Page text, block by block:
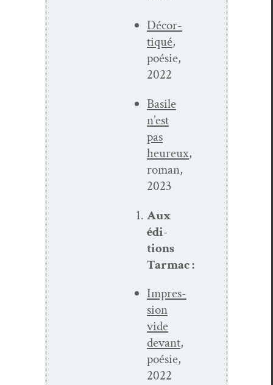
Décor­
tiqué,
poésie,
2022
Basile
n’est
pas
heureux,
roman,
2023
Aux
édi­
tions
Tarmac :
Impres­
sion
vide
devant,
poésie,
2022